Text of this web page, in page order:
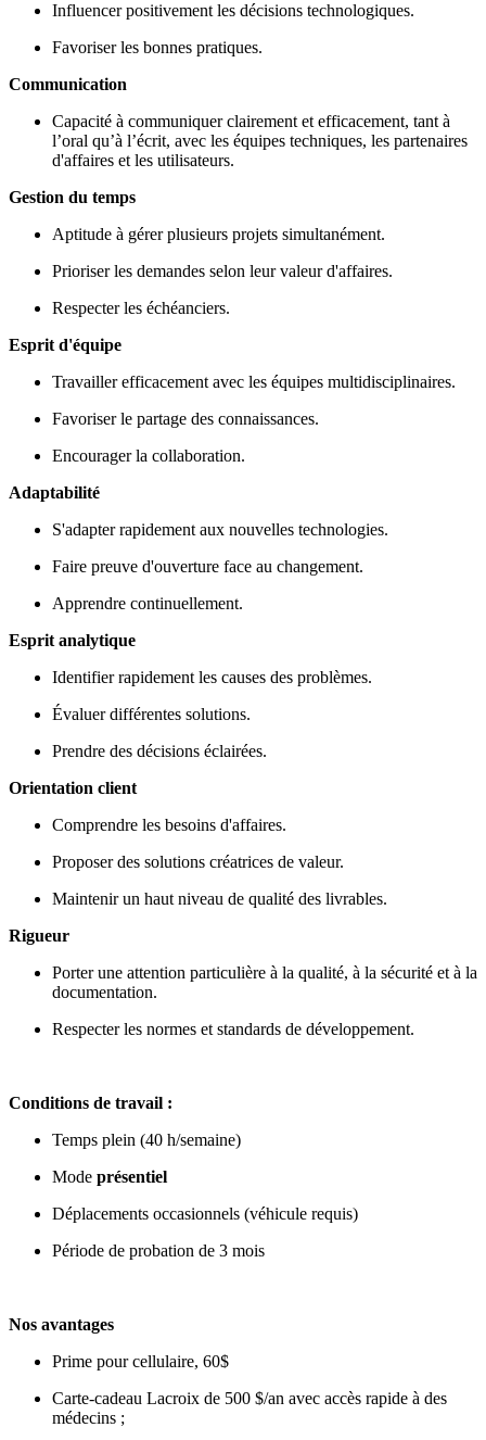
Influencer positivement les décisions technologiques.
Favoriser les bonnes pratiques.
Communication
Capacité à communiquer clairement et efficacement, tant à
l’oral qu’à l’écrit, avec les équipes techniques, les partenaires
d'affaires et les utilisateurs.
Gestion du temps
Aptitude à gérer plusieurs projets simultanément.
Prioriser les demandes selon leur valeur d'affaires.
Respecter les échéanciers.
Esprit d'équipe
Travailler efficacement avec les équipes multidisciplinaires.
Favoriser le partage des connaissances.
Encourager la collaboration.
Adaptabilité
S'adapter rapidement aux nouvelles technologies.
Faire preuve d'ouverture face au changement.
Apprendre continuellement.
Esprit analytique
Identifier rapidement les causes des problèmes.
Évaluer différentes solutions.
Prendre des décisions éclairées.
Orientation client
Comprendre les besoins d'affaires.
Proposer des solutions créatrices de valeur.
Maintenir un haut niveau de qualité des livrables.
Rigueur
Porter une attention particulière à la qualité, à la sécurité et à la
documentation.
Respecter les normes et standards de développement.
Conditions de travail :
Temps plein (40 h/semaine)
Mode présentiel
Déplacements occasionnels (véhicule requis)
Période de probation de 3 mois
Nos avantages
Prime pour cellulaire, 60$
Carte-cadeau Lacroix de 500 $/an avec accès rapide à des
médecins ;